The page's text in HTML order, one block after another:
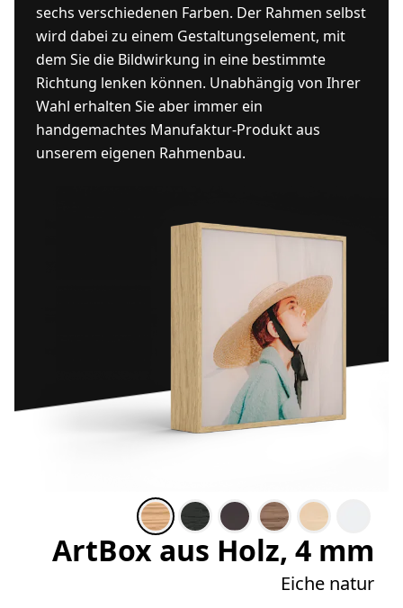
sechs verschiedenen Farben. Der Rahmen selbst
wird dabei zu einem Gestaltungselement, mit
dem Sie die Bildwirkung in eine bestimmte
Richtung lenken können. Unabhängig von Ihrer
Wahl erhalten Sie aber immer ein
handgemachtes Manufaktur-Produkt aus
unserem eigenen Rahmenbau.
ArtBox aus Holz, 4 mm
Eiche natur